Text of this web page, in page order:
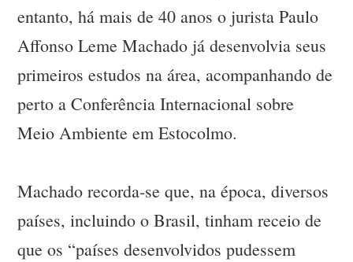
entanto, há mais de 40 anos o jurista Paulo
Affonso Leme Machado já desenvolvia seus
primeiros estudos na área, acompanhando de
perto a Conferência Internacional sobre
Meio Ambiente em Estocolmo.
Machado recorda-se que, na época, diversos
países, incluindo o Brasil, tinham receio de
que os “países desenvolvidos pudessem